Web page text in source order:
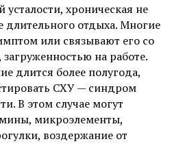
хроническая не
длительного отдыха. Многие
или связывают его со
загруженностью на работе.
длится более полугода,
СХУ — синдром
В этом случае могут
микроэлементы,
воздержание от